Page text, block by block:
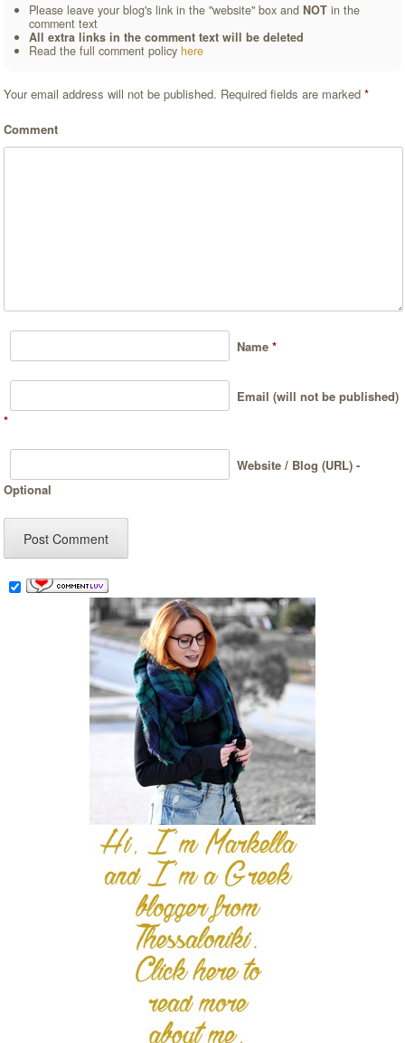
Please leave your blog's link in the "website" box andNOT in the
comment text
All extra links in the comment text will be deleted
Read the full comment policyhere
Your email address will not be published. Required fields are marked*
Comment
Name*
Email (will not be published)
*
Website / Blog (URL) -
Optional